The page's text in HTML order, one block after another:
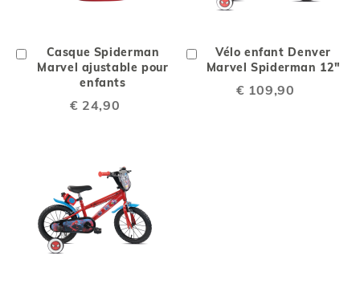
Casque Spiderman
Marvel ajustable pour
enfants
€ 24,90
Ajouter
au
Vélo enfant Denver
Marvel Spiderman 12"
€ 109,90
Ajouter
au
chariot